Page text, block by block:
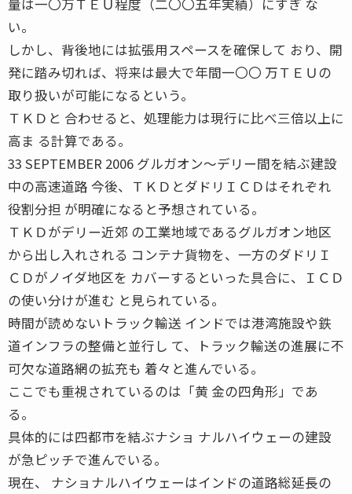
い。
しかし、背後地には拡張用スペースを確保して おり、開
発に踏み切れば、将来は最大で年間一〇〇 万ＴＥＵの
取り扱いが可能になるという。
ＴＫＤと 合わせると、処理能力は現行に比べ三倍以上に
高ま る計算である。
33 SEPTEMBER 2006 グルガオン〜デリー間を結ぶ建設
中の高速道路 今後、ＴＫＤとダドリＩＣＤはそれぞれ
役割分担 が明確になると予想されている。
ＴＫＤがデリー近郊 の工業地域であるグルガオン地区
から出し入れされる コンテナ貨物を、一方のダドリＩ
ＣＤがノイダ地区を カバーするといった具合に、ＩＣＤ
の使い分けが進む と見られている。
時間が読めないトラック輸送 インドでは港湾施設や鉄
道インフラの整備と並行し て、トラック輸送の進展に不
可欠な道路網の拡充も 着々と進んでいる。
ここでも重視されているのは「黄 金の四角形」であ
る。
具体的には四都市を結ぶナショ ナルハイウェーの建設
が急ピッチで進んでいる。
現在、 ナショナルハイウェーはインドの道路総延長の